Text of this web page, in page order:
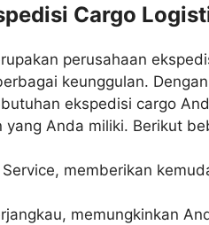
Cargo
perusahaan
keunggulan.
ekspedisi cargo
yang Anda miliki. Berikut
Service, memberikan
memungkinkan